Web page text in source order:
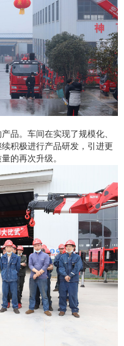
。车间在实现了规模化、
积极进行产品研发，引进更
的再次升级。